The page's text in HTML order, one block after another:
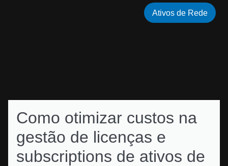
Como otimizar custos na
gestão de licenças e
subscriptions de ativos de
Ativos de Rede